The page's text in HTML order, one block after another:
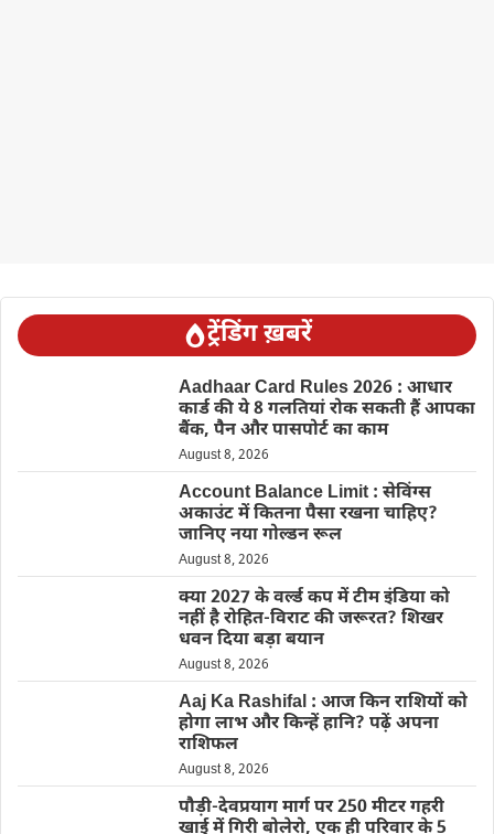
ट्रेंडिंग ख़बरें
Aadhaar Card Rules 2026 : आधार
कार्ड की ये 8 गलतियां रोक सकती हैं आपका
बैंक, पैन और पासपोर्ट का काम
August 8, 2026
Account Balance Limit : सेविंग्स
अकाउंट में कितना पैसा रखना चाहिए?
जानिए नया गोल्डन रूल
August 8, 2026
क्या 2027 के वर्ल्ड कप में टीम इंडिया को
नहीं है रोहित-विराट की जरूरत? शिखर
धवन दिया बड़ा बयान
August 8, 2026
Aaj Ka Rashifal : आज किन राशियों को
होगा लाभ और किन्हें हानि? पढ़ें अपना
राशिफल
August 8, 2026
पौड़ी-देवप्रयाग मार्ग पर 250 मीटर गहरी
खाई में गिरी बोलेरो, एक ही परिवार के 5